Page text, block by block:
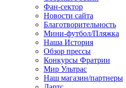
Фан-cектор
Новости сайта
Благотворительность
Мини-футбол/Пляжка
Наша История
Обзор прессы
Конкурсы Фратрии
Мир Ультрас
Наш магазин/партнеры